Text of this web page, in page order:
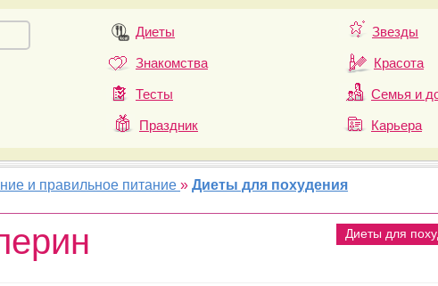
Диеты
Знакомства
Тесты
Праздник
Звезды
Красота
Семья и
Карьера
и правильное питание »Диеты для похудения
Диеты для